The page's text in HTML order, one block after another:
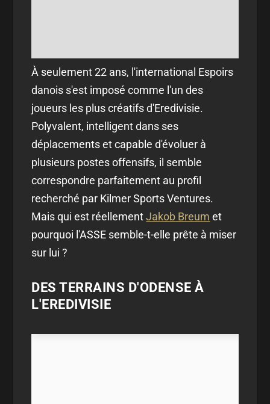
À seulement 22 ans, l'international Espoirs
danois s'est imposé comme l'un des
joueurs les plus créatifs d'Eredivisie.
Polyvalent, intelligent dans ses
déplacements et capable d'évoluer à
plusieurs postes offensifs, il semble
correspondre parfaitement au profil
recherché par Kilmer Sports Ventures.
Mais qui est réellementJakob Breum et
pourquoi l'ASSE semble-t-elle prête à miser
sur lui ?
DES TERRAINS D'ODENSE À
L'EREDIVISIE